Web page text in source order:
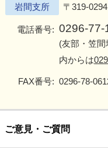
岩間支所 〒319-
電話番号: 0296-77-
(友部・笠
内からは
FAX番号: 0296-78-
ご意見・ご質問